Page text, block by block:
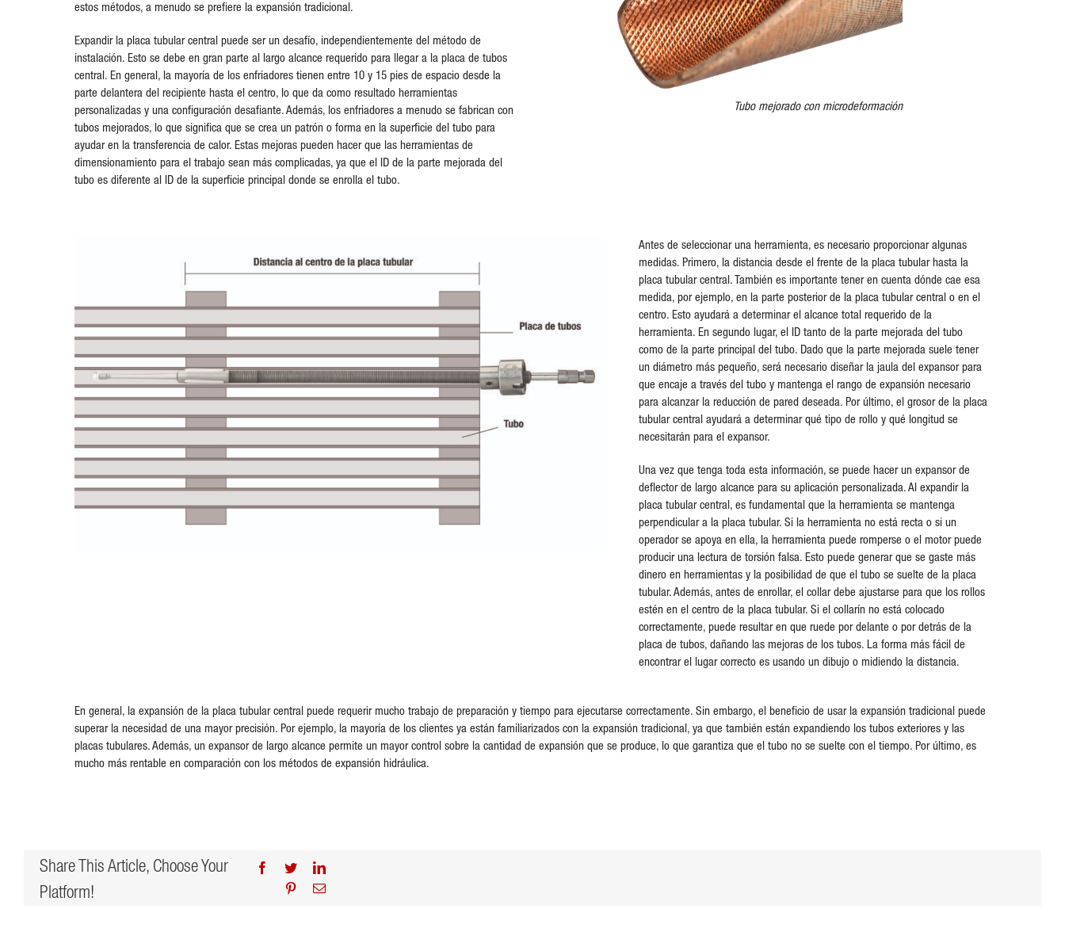
estos métodos, a menudo se prefiere la expansión tradicional.
Expandir la placa tubular central puede ser un desafío, independientemente del método de
instalación. Esto se debe en gran parte al largo alcance requerido para llegar a la placa de tubos
central. En general, la mayoría de los enfriadores tienen entre 10 y 15 pies de espacio desde la
parte delantera del recipiente hasta el centro, lo que da como resultado herramientas
personalizadas y una configuración desafiante. Además, los enfriadores a menudo se fabrican con
tubos mejorados, lo que significa que se crea un patrón o forma en la superficie del tubo para
ayudar en la transferencia de calor. Estas mejoras pueden hacer que las herramientas de
dimensionamiento para el trabajo sean más complicadas, ya que el ID de la parte mejorada del
tubo es diferente al ID de la superficie principal donde se enrolla el tubo.
Tubo mejorado con microdeformación
Antes de seleccionar una herramienta, es necesario proporcionar algunas
medidas. Primero, la distancia desde el frente de la placa tubular hasta la
placa tubular central. También es importante tener en cuenta dónde cae esa
medida, por ejemplo, en la parte posterior de la placa tubular central o en el
centro. Esto ayudará a determinar el alcance total requerido de la
herramienta. En segundo lugar, el ID tanto de la parte mejorada del tubo
como de la parte principal del tubo. Dado que la parte mejorada suele tener
un diámetro más pequeño, será necesario diseñar la jaula del expansor para
que encaje a través del tubo y mantenga el rango de expansión necesario
para alcanzar la reducción de pared deseada. Por último, el grosor de la placa
tubular central ayudará a determinar qué tipo de rollo y qué longitud se
necesitarán para el expansor.
Una vez que tenga toda esta información, se puede hacer un expansor de
deflector de largo alcance para su aplicación personalizada. Al expandir la
placa tubular central, es fundamental que la herramienta se mantenga
perpendicular a la placa tubular. Si la herramienta no está recta o si un
operador se apoya en ella, la herramienta puede romperse o el motor puede
producir una lectura de torsión falsa. Esto puede generar que se gaste más
dinero en herramientas y la posibilidad de que el tubo se suelte de la placa
tubular. Además, antes de enrollar, el collar debe ajustarse para que los rollos
estén en el centro de la placa tubular. Si el collarín no está colocado
correctamente, puede resultar en que ruede por delante o por detrás de la
placa de tubos, dañando las mejoras de los tubos. La forma más fácil de
encontrar el lugar correcto es usando un dibujo o midiendo la distancia.
En general, la expansión de la placa tubular central puede requerir mucho trabajo de preparación y tiempo para ejecutarse correctamente. Sin embargo, el beneficio de usar la expansión tradicional puede
superar la necesidad de una mayor precisión. Por ejemplo, la mayoría de los clientes ya están familiarizados con la expansión tradicional, ya que también están expandiendo los tubos exteriores y las
placas tubulares. Además, un expansor de largo alcance permite un mayor control sobre la cantidad de expansión que se produce, lo que garantiza que el tubo no se suelte con el tiempo. Por último, es
mucho más rentable en comparación con los métodos de expansión hidráulica.
Share This Article, Choose Your
Platform!
Facebook
TwitterLinkedIn
PinterestEmail